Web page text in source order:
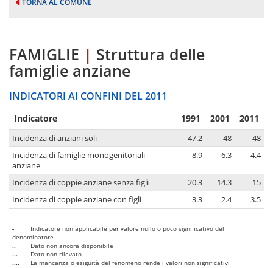
TORNA AL COMUNE
FAMIGLIE | Struttura delle
famiglie anziane
INDICATORI AI CONFINI DEL 2011
Indicatore 1991 2001 2011
Incidenza di anziani soli 47.2 48
48
Incidenza di famiglie monogenitoriali
anziane
8.9 6.3 4.4
Incidenza di coppie anziane senza figli 20.3 14.3
15
Incidenza di coppie anziane con figli
3.3 2.4 3.5
-
Indicatore non applicabile per valore nullo o poco significativo del
denominatore
..
Dato non ancora disponibile
...
Dato non rilevato
....
La mancanza o esiguità del fenomeno rende i valori non significativi